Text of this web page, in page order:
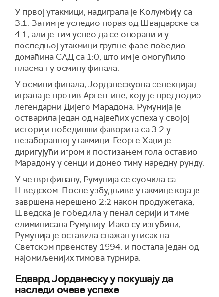
У првој утакмици, надиграла је Колумбију са
3:1. Затим је уследио пораз од Швајцарске са
4:1, али је тим успео да се опорави и у
последњој утакмици групне фазе победио
домаћина САД са 1:0, што им је омогућило
пласман у осмину финала.
У осмини финала, Јорданескуова селекцијаџ
играла је против Аргентине, коју је предводио
легендарни Дијего Марадона. Румунија је
остварила један од највећих успеха у својој
историји победивши фаворита са 3:2 у
незаборавној утакмици. Георге Хаџи је
диригујући игром и постизањем гола оставио
Марадону у сенци и донео тиму наредну рунду.
У четвртфиналу, Румунија се суочила са
Шведском. После узбудљиве утакмице која је
завршена нерешено 2:2 након продужетака,
Шведска је победила у пенал серији и тиме
елиминисала Румунију. Иако су изгубили,
Румунија је оставила снажан утисак на
Светском првенству 1994. и постала један од
најомиљенијих тимова турнира.
Едвард Јорданеску у покушају да
наследи очеве успехе